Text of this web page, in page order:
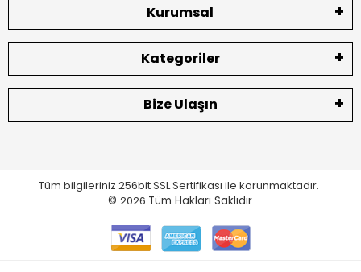
Kurumsal
Kategoriler
Bize Ulaşın
Tüm bilgileriniz 256bit SSL Sertifikası ile korunmaktadır.
©2026 Tüm Hakları Saklıdır